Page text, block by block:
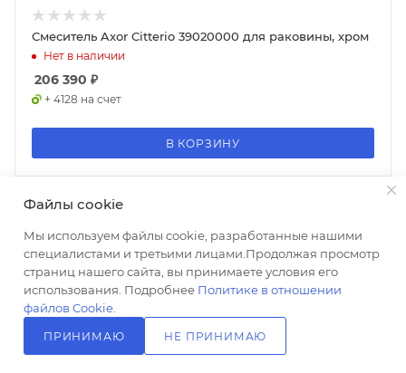
Смеситель Axor Citterio 39020000 для раковины, хром
Нет в наличии
206 390 ₽
+ 4128 на счет
В КОРЗИНУ
Файлы cookie
Мы используем файлы cookie, разработанные нашими
специалистами и третьими лицами.Продолжая просмотр
страниц нашего сайта, вы принимаете условия его
использования. Подробнее Политике в отношении
файлов Cookie
ПРИНИМАЮ НЕ ПРИНИМАЮ